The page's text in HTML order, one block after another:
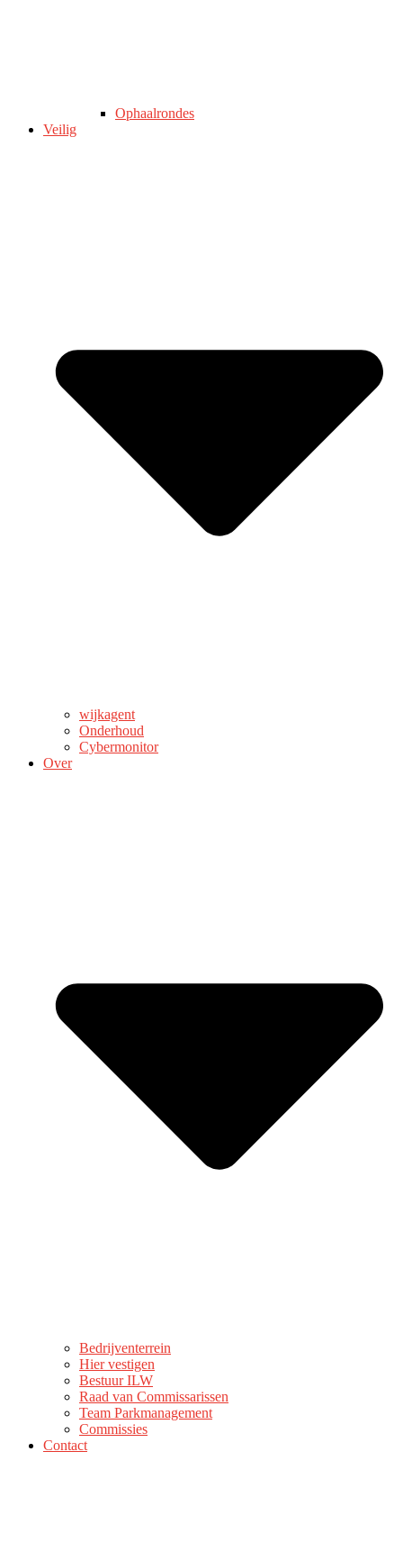
Ophaalrondes
Veilig
wijkagent
Onderhoud
Cybermonitor
Over
Bedrijventerrein
Hier vestigen
Bestuur ILW
Raad van Commissarissen
Team Parkmanagement
Commissies
Contact